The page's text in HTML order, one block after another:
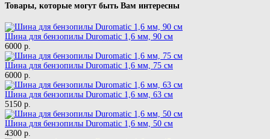
Товары, которые могут быть Вам интересны
Шина для бензопилы Duromatic 1,6 мм, 90 см
6000 р.
Шина для бензопилы Duromatic 1,6 мм, 75 см
6000 р.
Шина для бензопилы Duromatic 1,6 мм, 63 см
5150 р.
Шина для бензопилы Duromatic 1,6 мм, 50 см
4300 р.